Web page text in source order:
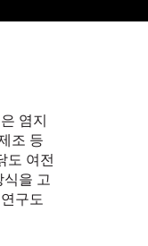
염지
조 등
도 여전
을 고
구도